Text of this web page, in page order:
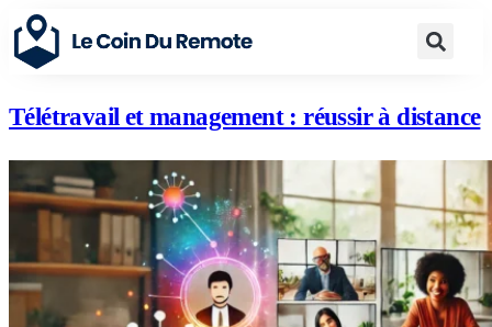
Télétravail et management : réussir à distance